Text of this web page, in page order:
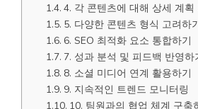
4. 각 콘텐츠에 대해 상세 계획
5. 다양한 콘텐츠 형식 고려하
6. SEO 최적화 요소 통합하기
7. 성과 분석 및 피드백 반영하
8. 소셜 미디어 연계 활용하기
9. 지속적인 트렌드 모니터링
10. 팀원과의 협업 체계 구축